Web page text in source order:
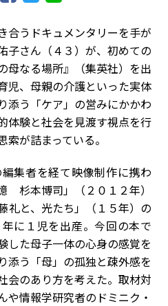
合うドキュメンタリーを手が
子さん（４３）が、初めての
なる場所』（集英社）を出
児、母親の介護といった実体
添う「ケア」の営みにかかわ
体験と社会を見渡す視点を行
が詰まっている。
集者を経て映像制作に携わ
杉本博司」（２０１２年）
と、光たち」（１５年）の
に１児を出産。今回の本で
した母子一体の心身の感覚を
添う「母」の孤独と疎外感を
会のあり方を考えた。取材対
や情報学研究者のドミニク・